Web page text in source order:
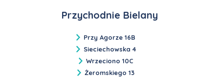
Przychodnie Bielany
Przy Agorze 16B
Sieciechowska 4
Wrzeciono 10C
Żeromskiego 13